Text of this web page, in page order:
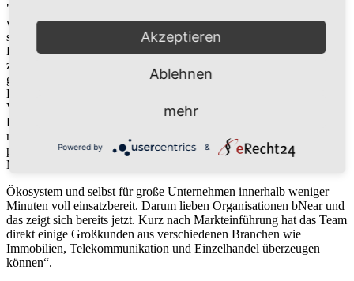
"Für viele Menschen ist die Arbeit von zuhause nicht mehr
wegzudenken. Wir freuen uns, dass auch nach der Corona Zeit
sowohl Investoren als auch große Unternehmen an Homeoffice und
Remote Work Modellen weiter als wichtigen Baustein für
zukünftige Arbeitsmodelle ihren Mitarbeitern anbieten und diese
gemeinsam mit uns ausbauen und verbessern wollen.", sagt Malte
Hendricks, Gründer von bNear. Auch allygatr-CEO Benjamin
Visser äußert sich: „bNear ist das neue Zuhause für Remote- und
Hybrid-Teams. Remote- und Hybrid-Arbeit stellt Unternehmen vor
neue Herausforderungen– und bNear bietet als virtuelles Büro die
passende Lösung, um diese Herausforderungen zu lösen. Als
Microsoft Teams App ist bNear integriert im Microsoft365-
Ökosystem und selbst für große Unternehmen innerhalb weniger
Minuten voll einsatzbereit. Darum lieben Organisationen bNear und
das zeigt sich bereits jetzt. Kurz nach Markteinführung hat das Team
direkt einige Großkunden aus verschiedenen Branchen wie
Immobilien, Telekommunikation und Einzelhandel überzeugen
können“.
Akzeptieren
Ablehnen
mehr
Powered by &